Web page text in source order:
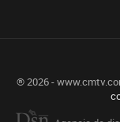
® 2026 -